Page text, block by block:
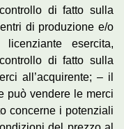
di fatto sulla
di produzione e/o
esercita,
di fatto sulla
all’acquirente; – il
può vendere le merci
concerne i potenziali